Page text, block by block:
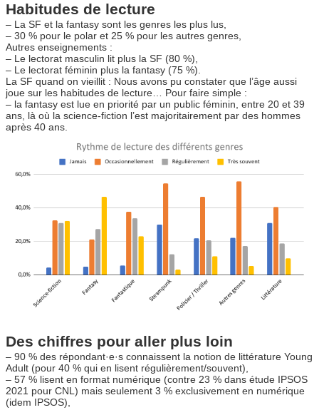
Habitudes de lecture
– La SF et la fantasy sont les genres les plus lus,
– 30 % pour le polar et 25 % pour les autres genres,
Autres enseignements :
– Le lectorat masculin lit plus la SF (80 %),
– Le lectorat féminin plus la fantasy (75 %).
La SF quand on vieillit : Nous avons pu constater que l’âge aussi
joue sur les habitudes de lecture… Pour faire simple :
– la fantasy est lue en priorité par un public féminin, entre 20 et 39
ans, là où la science-fiction l’est majoritairement par des hommes
après 40 ans.
Des chiffres pour aller plus loin
– 90 % des répondant·e·s connaissent la notion de littérature Young
Adult (pour 40 % qui en lisent régulièrement/souvent),
– 57 % lisent en format numérique (contre 23 % dans étude IPSOS
2021 pour CNL) mais seulement 3 % exclusivement en numérique
(idem IPSOS),